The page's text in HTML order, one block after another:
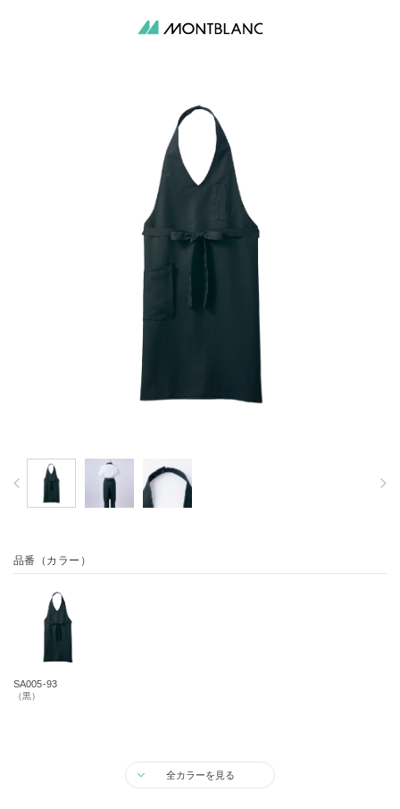
品番（カラー）
SA005-93
（黒）
全カラーを見る